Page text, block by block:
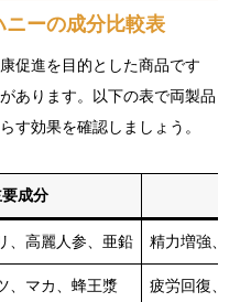
ニーの成分比較表
促進を目的とした商品です
あります。以下の表で両製品
す効果を確認しましょう。
要成分
、高麗人参、亜鉛 精力増強、
、マカ、蜂王漿 疲労回復、